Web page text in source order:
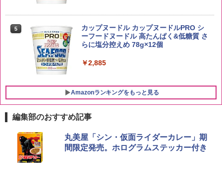
5
野沢農産 無洗米 青い流るる コシヒカリ
5kg 長野県産 令和7年産
￥3,980
5
【数量限定】竹鶴ピュアモルト700ml ア
サヒ [ ウイスキー 日本 700ml ]【中元 ギ
フト プレゼント 贈り物に】
￥6,930
5
カップヌードル カップヌードルPRO シ
ーフードヌードル 高たんぱく&低糖質 さ
らに塩分控えめ 78g×12個
￥2,885
Amazonランキングをもっと見る
[山善] スチームオーブンレンジ 25L 一人
暮らし 二人暮らし フラットテーブル ス
チーム調理 自動メニュー19種搭載 角皿
編集部のおすすめ記事
丸美屋「シン・仮面ライダーカレー」期
間限定発売。ホログラムステッカー付き